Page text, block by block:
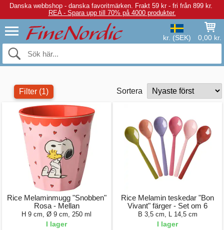
Danska webbshop - danska favoritmärken. Frakt 59 kr - fri från 899 kr.
REA - Spara upp till 70% på 4000 produkter.
kr. (SEK) 0,00 kr.
Filter (1) Sortera
Rice Melaminmugg "Snobben"
Rosa - Mellan
H 9 cm, Ø 9 cm, 250 ml
I lager
Rice Melamin teskedar "Bon
Vivant" färger - Set om 6
B 3,5 cm, L 14,5 cm
I lager